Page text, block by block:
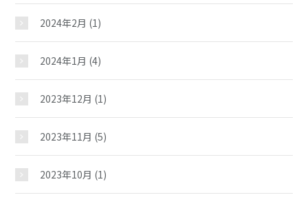
スケジュール
施設紹介
ギャラリー
夢ステーション
2024年2月 (1)
2024年1月 (4)
2023年12月 (1)
2023年11月 (5)
2023年10月 (1)